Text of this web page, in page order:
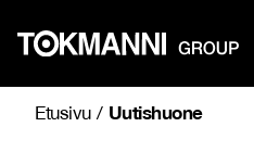
sisältöön
Etusivu/ Uutishuone